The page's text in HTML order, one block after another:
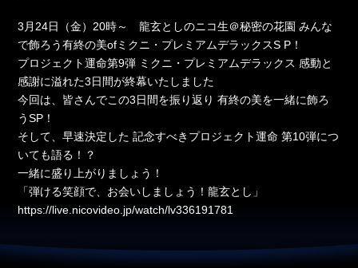
3月24日（金）20時～ 龍玄としのニコ生＠秘密の花園 みんな
で飾ろう有終の美ofミクニ・プレミアムデラックスS P！
プロジェクト運命第9弾 ミクニ・プレミアムデラックス 感動と
感謝に溢れた3日間が終幕いたしました
今回は、皆さんでこの3日間を振り返り 有終の美を一緒に飾ろ
うSP！
そして、早速決定した 記念すべきプロジェクト運命 第10弾につ
いても語る！？
一緒に盛り上がりましょう！
「弾ける笑顔で、お会いしましょう！龍玄とし」
https://live.nicovideo.jp/watch/lv336191781